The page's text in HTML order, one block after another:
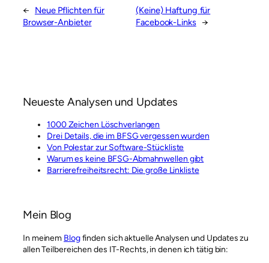
←
Neue Pflichten für
Browser-Anbieter
(Keine) Haftung für
Facebook-Links →
Neueste Analysen und Updates
1000 Zeichen Löschverlangen
Drei Details, die im BFSG vergessen wurden
Von Polestar zur Software-Stückliste
Warum es keine BFSG-Abmahnwellen gibt
Barrierefreiheitsrecht: Die große Linkliste
Mein Blog
In meinem Blogfinden sich aktuelle Analysen und Updates zu
allen Teilbereichen des IT-Rechts, in denen ich tätig bin: